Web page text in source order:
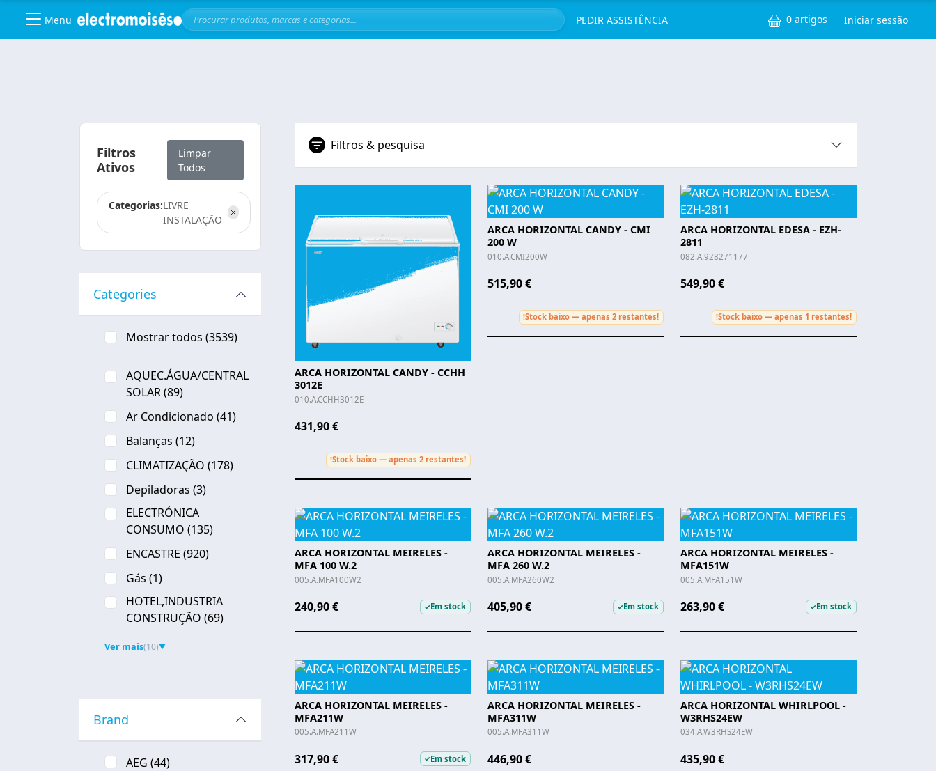
Menu Serviços
PEDIR ASSISTÊNCIA 0 artigos Menu
Iniciar sessão
Filtros & pesquisa
ARCA HORIZONTAL CANDY - CCHH
3012E
010.A.CCHH3012E
431,90 €
!Stock baixo — apenas 2 restantes!
ARCA HORIZONTAL CANDY - CMI
200 W
010.A.CMI200W
515,90 €
!Stock baixo — apenas 2 restantes!
ARCA HORIZONTAL EDESA - EZH-
2811
082.A.928271177
549,90 €
!Stock baixo — apenas 1 restantes!
ARCA HORIZONTAL MEIRELES -
MFA 100 W.2
005.A.MFA100W2
240,90 € ✓Em stock
ARCA HORIZONTAL MEIRELES -
MFA 260 W.2
005.A.MFA260W2
405,90 € ✓Em stock
ARCA HORIZONTAL MEIRELES -
MFA151W
005.A.MFA151W
263,90 € ✓Em stock
ARCA HORIZONTAL MEIRELES -
MFA211W
005.A.MFA211W
317,90 € ✓Em stock
ARCA HORIZONTAL MEIRELES -
MFA311W
005.A.MFA311W
446,90 €
ARCA HORIZONTAL WHIRLPOOL -
W3RHS24EW
034.A.W3RHS24EW
435,90 €
Filtros
Ativos
Limpar
Todos
Categorias:LIVRE
INSTALAÇÃO
Categories
Mostrar todos (3539)
AQUEC.ÁGUA/CENTRAL
SOLAR(89)
Ar Condicionado (41)
Balanças (12)
CLIMATIZAÇÃO (178)
Depiladoras (3)
ELECTRÓNICA
CONSUMO (135)
ENCASTRE (920)
Gás (1)
HOTEL,INDUSTRIA
CONSTRUÇÃO (69)
Ver mais(10)▼
Brand
AEG (44)